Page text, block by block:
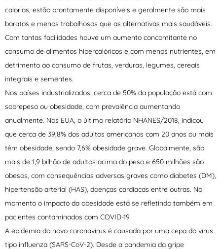
calorias, estão prontamente disponíveis e geralmente são mais
baratos e menos trabalhosos que as alternativas mais saudáveis.
Com tantas facilidades houve um aumento concomitante no
consumo de alimentos hipercalóricos e com menos nutrientes, em
detrimento ao consumo de frutas, verduras, legumes, cereais
integrais e sementes.
Nos países industrializados, cerca de 50% da população está com
sobrepeso ou obesidade, com prevalência aumentando
anualmente. Nos EUA, o último relatório NHANES/2018, indicou
que cerca de 39,8% dos adultos americanos com 20 anos ou mais
têm obesidade, sendo 7,6% obesidade grave. Globalmente, são
mais de 1,9 bilhão de adultos acima do peso e 650 milhões são
obesos, com consequências adversas graves como diabetes (DM),
hipertensão arterial (HAS), doenças cardíacas entre outras. No
momento o impacto da obesidade está se refletindo também em
pacientes contaminados com COVID-19.
A epidemia do novo coronavírus é causada por uma cepa do vírus
tipo influenza (SARS-CoV-2). Desde a pandemia da gripe